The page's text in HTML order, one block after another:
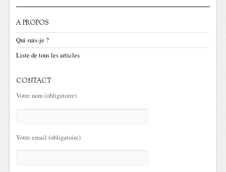
A PROPOS
Qui suis-je ?
Liste de tous les articles
CONTACT
Votre nom (obligatoire)
Votre email (obligatoire)